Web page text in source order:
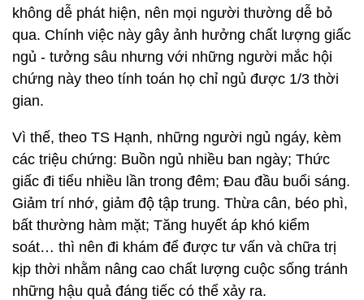
không dễ phát hiện, nên mọi người thường dễ bỏ
qua. Chính việc này gây ảnh hưởng chất lượng giấc
ngủ - tưởng sâu nhưng với những người mắc hội
chứng này theo tính toán họ chỉ ngủ được 1/3 thời
gian.
Vì thế, theo TS Hạnh, những người ngủ ngáy, kèm
các triệu chứng: Buồn ngủ nhiều ban ngày; Thức
giấc đi tiểu nhiều lần trong đêm; Đau đầu buổi sáng.
Giảm trí nhớ, giảm độ tập trung. Thừa cân, béo phì,
bất thường hàm mặt; Tăng huyết áp khó kiểm
soát… thì nên đi khám để được tư vấn và chữa trị
kịp thời nhằm nâng cao chất lượng cuộc sống tránh
những hậu quả đáng tiếc có thể xảy ra.